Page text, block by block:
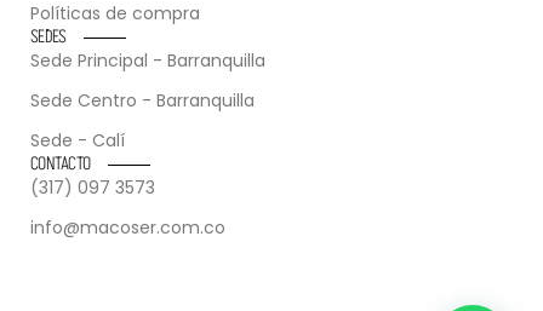
Políticas de compra
SEDES
Sede Principal - Barranquilla
Sede Centro - Barranquilla
Sede - Calí
CONTACTO
(317) 097 3573
info@macoser.com.co